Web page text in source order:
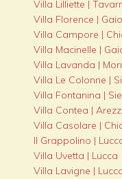
Villa Lilliette |
Villa Florence |
Villa Campore |
Villa Macinelle |
Villa Lavanda |
Villa Le Colonne |
Villa Fontanina |
Villa Contea |
Villa Casolare |
Il Grappolino |
Villa Uvetta | Lucca
Villa Lavigne |